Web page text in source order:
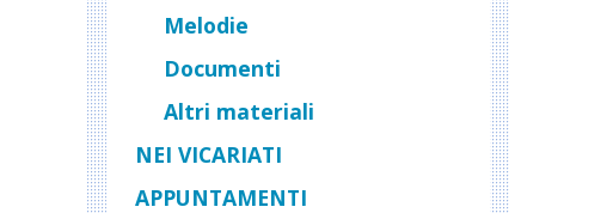
Melodie
Documenti
Altri materiali
NEI VICARIATI
APPUNTAMENTI